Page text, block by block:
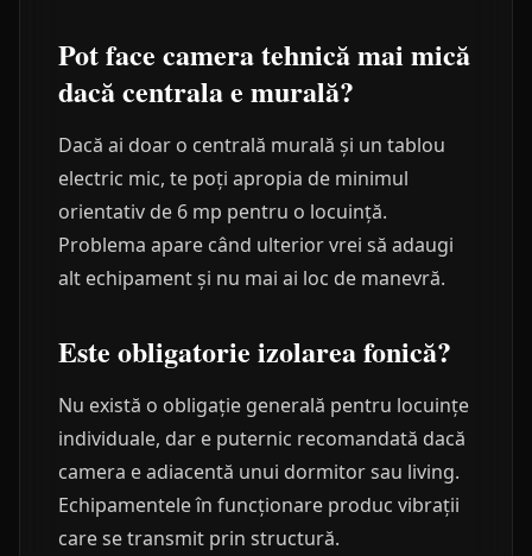
Pot face camera tehnică mai mică
dacă centrala e murală?
Dacă ai doar o centrală murală și un tablou
electric mic, te poți apropia de minimul
orientativ de 6 mp pentru o locuință.
Problema apare când ulterior vrei să adaugi
alt echipament și nu mai ai loc de manevră.
Este obligatorie izolarea fonică?
Nu există o obligație generală pentru locuințe
individuale, dar e puternic recomandată dacă
camera e adiacentă unui dormitor sau living.
Echipamentele în funcționare produc vibrații
care se transmit prin structură.